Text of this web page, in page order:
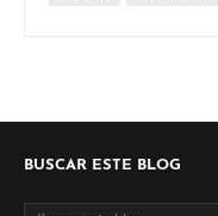
BUSCAR ESTE BLOG